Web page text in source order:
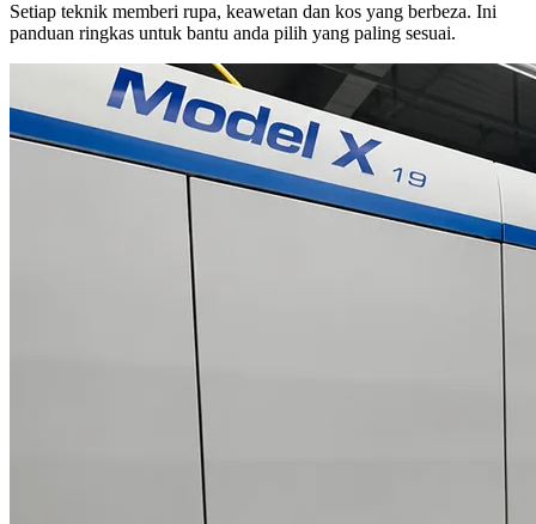
Setiap teknik memberi rupa, keawetan dan kos yang berbeza. Ini
panduan ringkas untuk bantu anda pilih yang paling sesuai.